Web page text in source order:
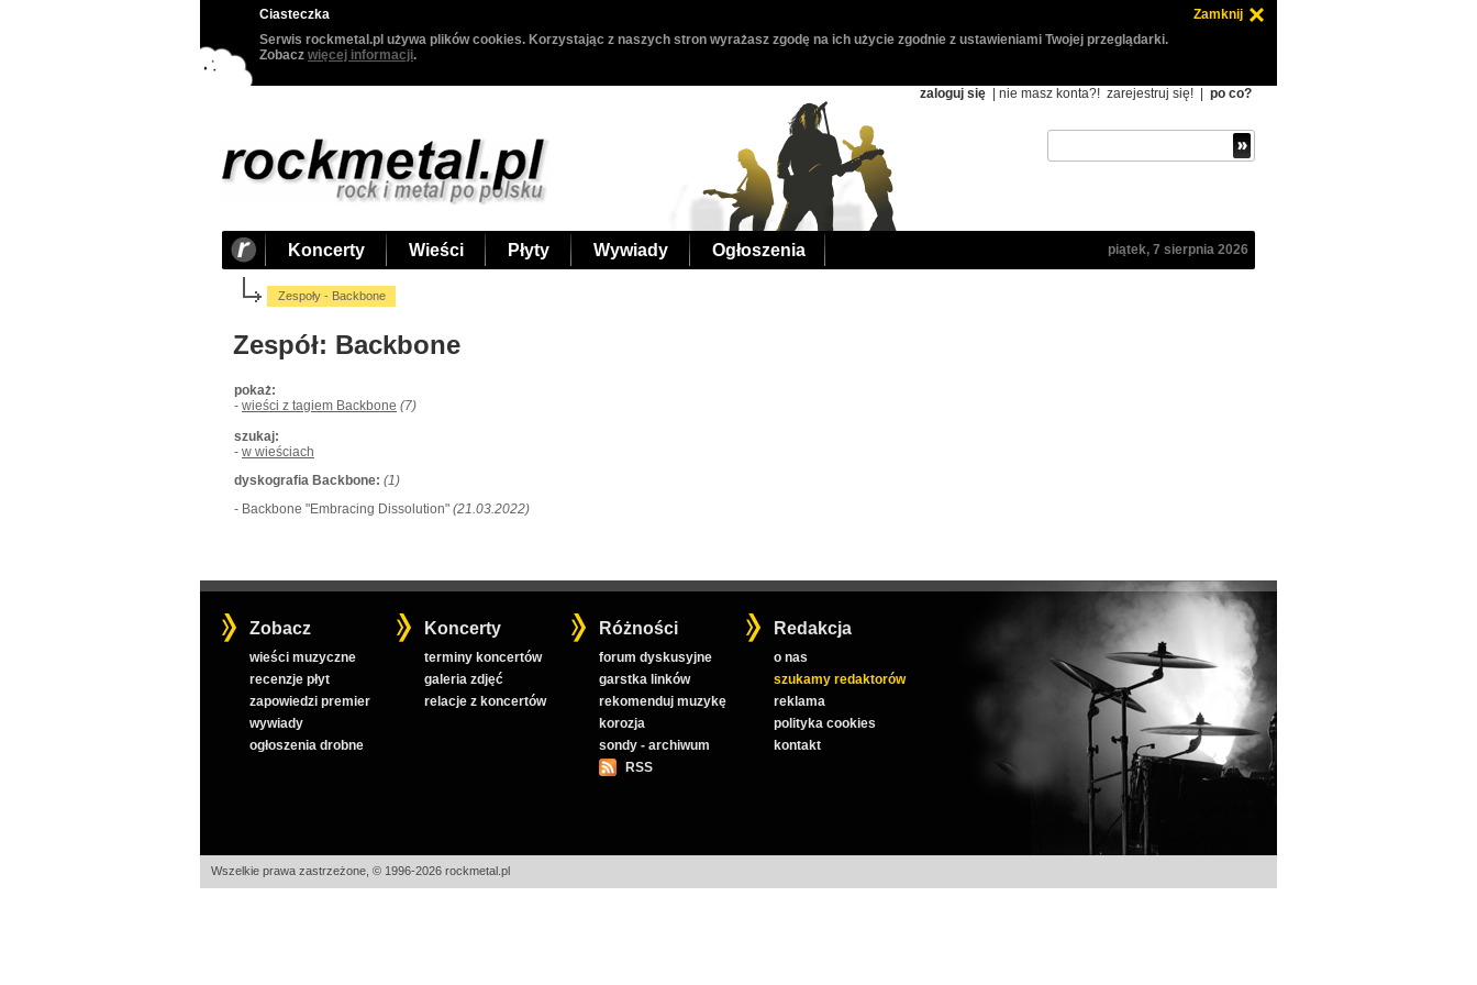
Ciasteczka
Zamknij
Serwis rockmetal.pl używa plików cookies. Korzystając z naszych stron wyrażasz zgodę na ich użycie zgodnie z ustawieniami Twojej przeglądarki.
Zobacz więcej informacji.
zaloguj się | nie masz konta?! zarejestruj się! po co?
Koncerty Wieści Płyty Wywiady Ogłoszenia piątek, 7 sierpnia 2026
Zespoły - Backbone
Zespół: Backbone
pokaż:
- wieści z tagiem Backbone (7)
szukaj:
- w wieściach
dyskografia Backbone: (1)
- Backbone "Embracing Dissolution" (21.03.2022)
Zobacz
wieści muzyczne
recenzje płyt
zapowiedzi premier
wywiady
ogłoszenia drobne
Koncerty
terminy koncertów
galeria zdjęć
relacje z koncertów
Różności
forum dyskusyjne
garstka linków
rekomenduj muzykę
korozja
sondy - archiwum
RSS
Redakcja
o nas
szukamy redaktorów
reklama
polityka cookies
kontakt
Wszelkie prawa zastrzeżone, © 1996-2026 rockmetal.pl